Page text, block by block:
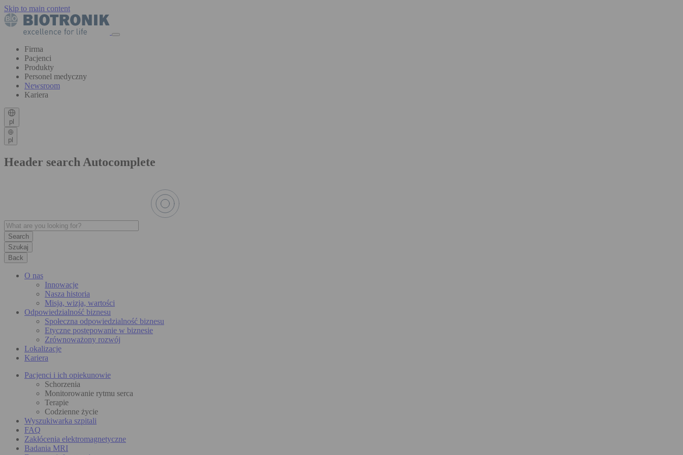
Skip to main content
Firma
Pacjenci
Produkty
Personel medyczny
Newsroom
Kariera
pl
pl
Header search Autocomplete
Szukaj
Back
O nas
Innowacje
Nasza historia
Misja, wizja, wartości
Odpowiedzialność biznesu
Społeczna odpowiedzialność biznesu
Etyczne postępowanie w biznesie
Zrównoważony rozwój
Lokalizacje
Kariera
Pacjenci i ich opiekunowie
Schorzenia
Monitorowanie rytmu serca
Terapie
Codzienne życie
Wyszukiwarka szpitali
FAQ
Zakłócenia elektromagnetyczne
Badania MRI